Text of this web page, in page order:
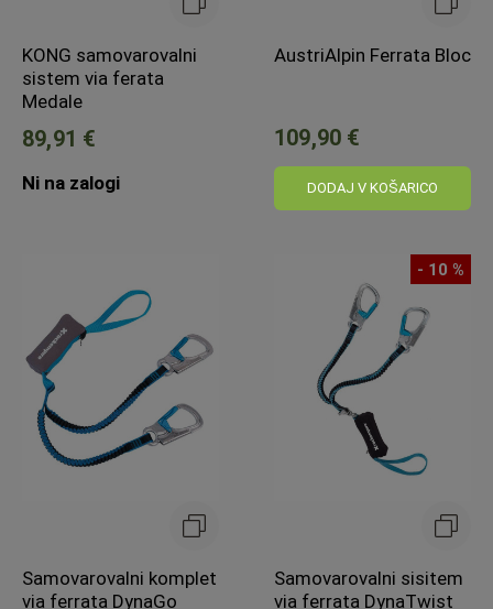
KONG samovarovalni
sistem via ferata
Medale
89,91 €
Ni na zalogi
AustriAlpin Ferrata Bloc
109,90 €
DODAJ V KOŠARICO
Samovarovalni komplet
via ferrata DynaGo
- 10 %
Samovarovalni sisitem
via ferrata DynaTwist